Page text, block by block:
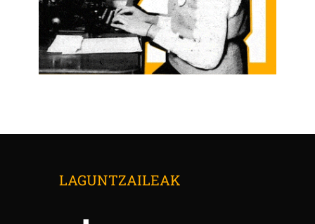
LAGUNTZAILEAK